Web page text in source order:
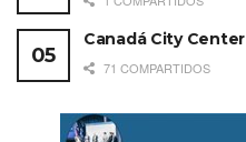
Canadá City Center
71 COMPARTIDOS